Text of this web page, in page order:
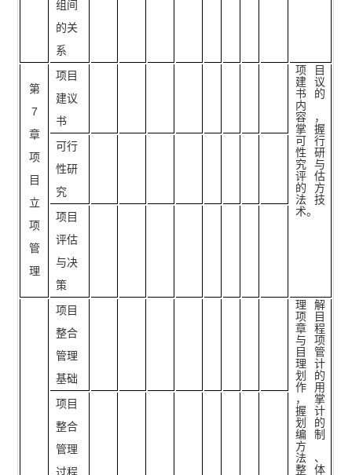
组间
的关
系
第
7
章
项
目
立
项
管
理
项目
建议
书
项目
建议
书的
内
容，
掌握
可行
性研
究与
评估
的方
法技
术。
可行
性研
究
项目
评估
与决
策
项目
整合
管理
基础
理解
项目
章程
与项
目管
理计
划的
作用
，掌
握计
划的
编制
方
法、
整体
项目
整合
管理
过程